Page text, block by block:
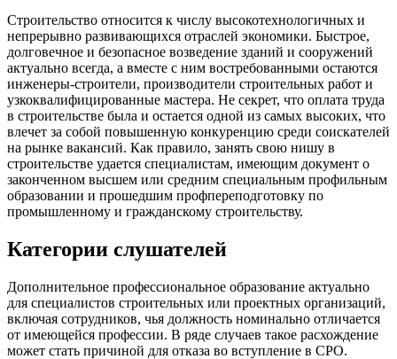
Строительство относится к числу высокотехнологичных и
непрерывно развивающихся отраслей экономики. Быстрое,
долговечное и безопасное возведение зданий и сооружений
актуально всегда, а вместе с ним востребованными остаются
инженеры-строители, производители строительных работ и
узкоквалифицированные мастера. Не секрет, что оплата труда
в строительстве была и остается одной из самых высоких, что
влечет за собой повышенную конкуренцию среди соискателей
на рынке вакансий. Как правило, занять свою нишу в
строительстве удается специалистам, имеющим документ о
законченном высшем или средним специальным профильным
образовании и прошедшим профпереподготовку по
промышленному и гражданскому строительству.
Категории слушателей
Дополнительное профессиональное образование актуально
для специалистов строительных или проектных организаций,
включая сотрудников, чья должность номинально отличается
от имеющейся профессии. В ряде случаев такое расхождение
может стать причиной для отказа во вступление в СРО.